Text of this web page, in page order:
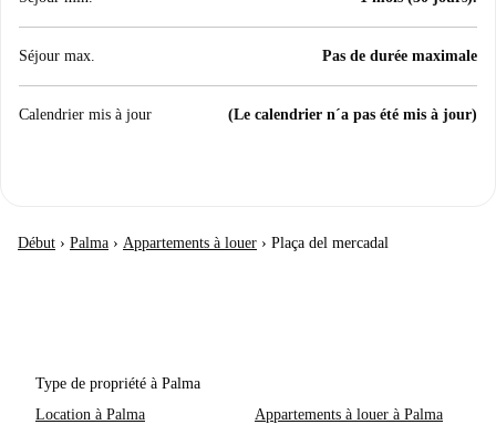
Séjour max. Pas de durée maximale
Calendrier mis à jour (Le calendrier n´a pas été mis à jour)
Début › Palma › Appartements à louer › Plaça del mercadal
Type de propriété à Palma
Location à Palma
Appartements à louer à Palma